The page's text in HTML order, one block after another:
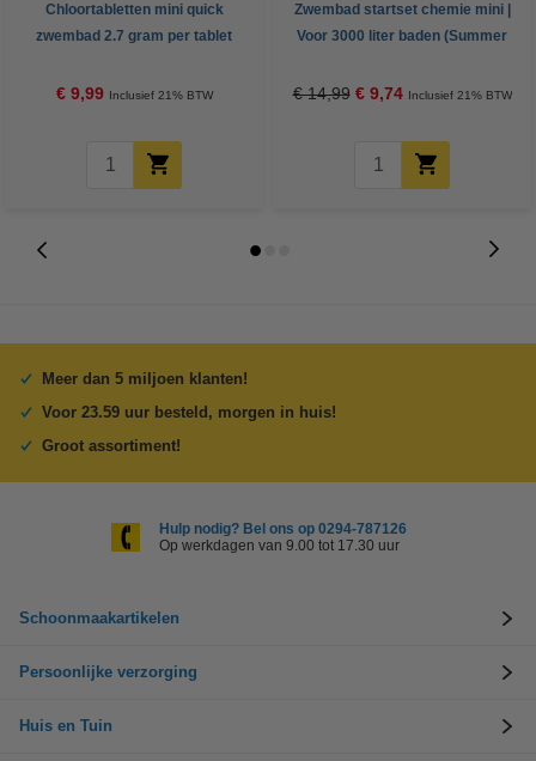
Chloortabletten mini quick
zwembad 2.7 gram per tablet
€ 9,99 Inclusief 21% BTW
Zwembad startset chemie mini |
Voor 3000 liter baden (Summer
€ 14,99 € 9,74 Inclusief 21% BTW
Meer dan 5 miljoen klanten!
Voor 23.59 uur besteld, morgen in huis!
Groot assortiment!
Hulp nodig? Bel ons op 0294-787126
Op werkdagen van 9.00 tot 17.30 uur
Schoonmaakartikelen
Persoonlijke verzorging
Huis en Tuin